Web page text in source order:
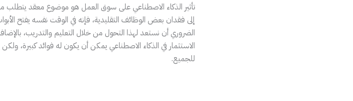
تأثير الذكاء الاصطناعي على سوق العمل هو موضوع معقد يتطلب
إلى فقدان بعض الوظائف التقليدية، فإنه في الوقت نفسه يفتح
الضروري أن نستعد لهذا التحول من خلال التعليم والتدريب،
الاستثمار في الذكاء الاصطناعي يمكن أن يكون له فوائد كبيرة،
للجميع.